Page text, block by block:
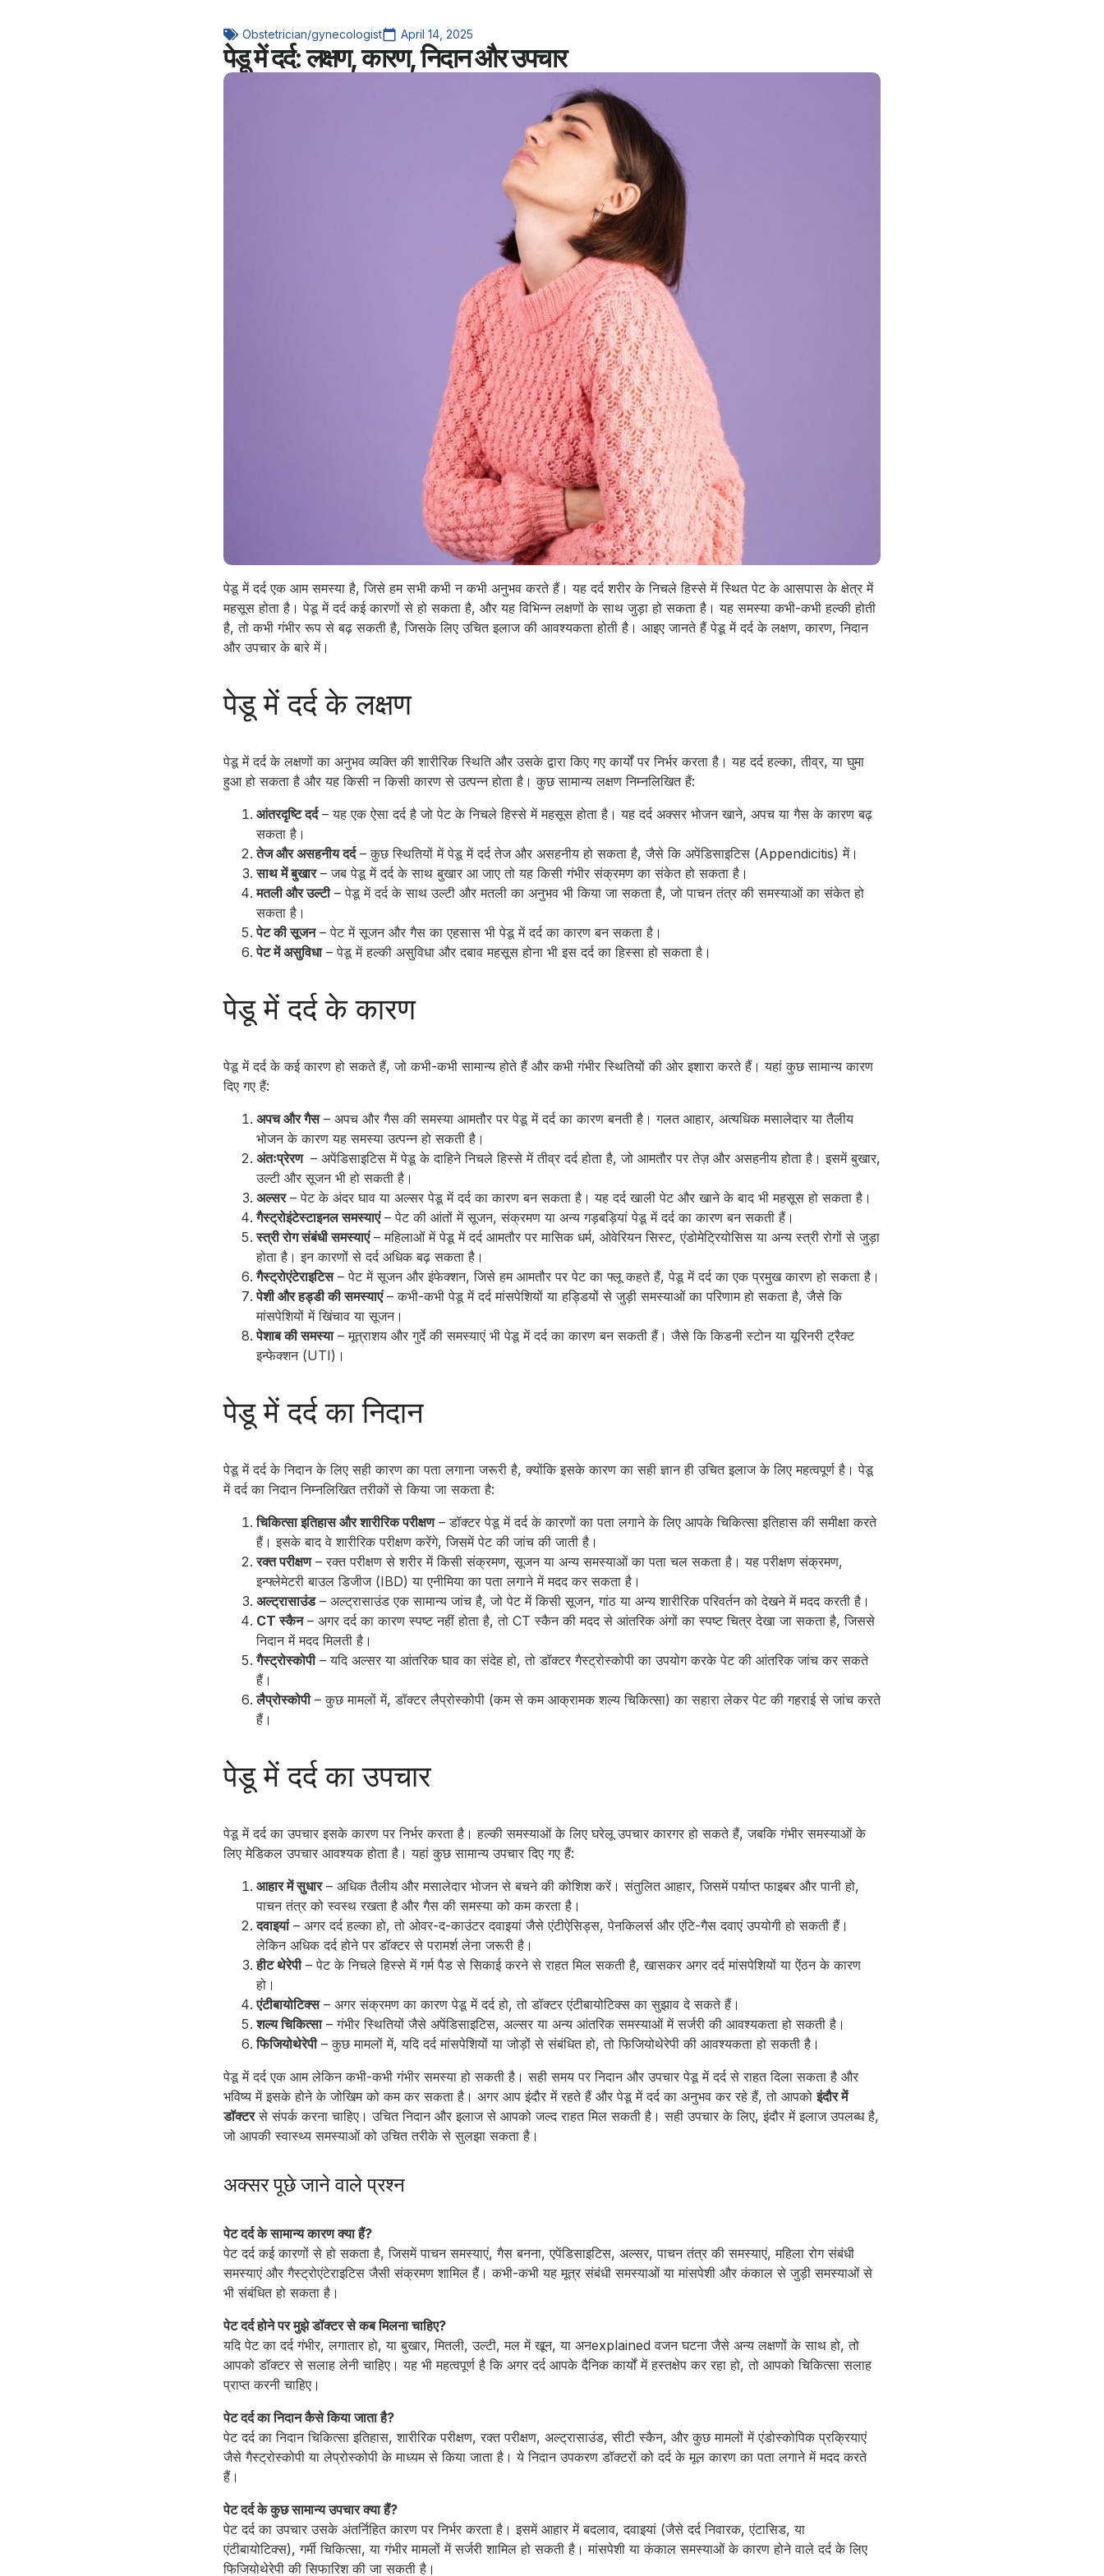
Obstetrician/gynecologist April 14, 2025
पेडू में दर्द: लक्षण, कारण, निदान और उपचार
पेडू में दर्द एक आम समस्या है, जिसे हम सभी कभी न कभी अनुभव करते हैं। यह दर्द शरीर के निचले हिस्से में स्थित पेट के आसपास के क्षेत्र में
महसूस होता है। पेडू में दर्द कई कारणों से हो सकता है, और यह विभिन्न लक्षणों के साथ जुड़ा हो सकता है। यह समस्या कभी-कभी हल्की होती
है, तो कभी गंभीर रूप से बढ़ सकती है, जिसके लिए उचित इलाज की आवश्यकता होती है। आइए जानते हैं पेडू में दर्द के लक्षण, कारण, निदान
और उपचार के बारे में।
पेडू में दर्द के लक्षण
पेडू में दर्द के लक्षणों का अनुभव व्यक्ति की शारीरिक स्थिति और उसके द्वारा किए गए कार्यों पर निर्भर करता है। यह दर्द हल्का, तीव्र, या घुमा
हुआ हो सकता है और यह किसी न किसी कारण से उत्पन्न होता है। कुछ सामान्य लक्षण निम्नलिखित हैं:
आंतरदृष्टि दर्द– यह एक ऐसा दर्द है जो पेट के निचले हिस्से में महसूस होता है। यह दर्द अक्सर भोजन खाने, अपच या गैस के कारण बढ़
सकता है।
तेज और असहनीय दर्द– कुछ स्थितियों में पेडू में दर्द तेज और असहनीय हो सकता है, जैसे कि अपेंडिसाइटिस (Appendicitis) में।
साथ में बुखार– जब पेडू में दर्द के साथ बुखार आ जाए तो यह किसी गंभीर संक्रमण का संकेत हो सकता है।
मतली और उल्टी– पेडू में दर्द के साथ उल्टी और मतली का अनुभव भी किया जा सकता है, जो पाचन तंत्र की समस्याओं का संकेत हो
सकता है।
पेट की सूजन– पेट में सूजन और गैस का एहसास भी पेडू में दर्द का कारण बन सकता है।
पेट में असुविधा– पेडू में हल्की असुविधा और दबाव महसूस होना भी इस दर्द का हिस्सा हो सकता है।
पेडू में दर्द के कारण
पेडू में दर्द के कई कारण हो सकते हैं, जो कभी-कभी सामान्य होते हैं और कभी गंभीर स्थितियों की ओर इशारा करते हैं। यहां कुछ सामान्य कारण
दिए गए हैं:
अपच और गैस– अपच और गैस की समस्या आमतौर पर पेडू में दर्द का कारण बनती है। गलत आहार, अत्यधिक मसालेदार या तैलीय
भोजन के कारण यह समस्या उत्पन्न हो सकती है।
अंतःप्रेरण – अपेंडिसाइटिस में पेडू के दाहिने निचले हिस्से में तीव्र दर्द होता है, जो आमतौर पर तेज़ और असहनीय होता है। इसमें बुखार,
उल्टी और सूजन भी हो सकती है।
अल्सर– पेट के अंदर घाव या अल्सर पेडू में दर्द का कारण बन सकता है। यह दर्द खाली पेट और खाने के बाद भी महसूस हो सकता है।
गैस्ट्रोइंटेस्टाइनल समस्याएं– पेट की आंतों में सूजन, संक्रमण या अन्य गड़बड़ियां पेडू में दर्द का कारण बन सकती हैं।
स्त्री रोग संबंधी समस्याएं– महिलाओं में पेडू में दर्द आमतौर पर मासिक धर्म, ओवेरियन सिस्ट, एंडोमेट्रियोसिस या अन्य स्त्री रोगों से जुड़ा
होता है। इन कारणों से दर्द अधिक बढ़ सकता है।
गैस्ट्रोएंटेराइटिस– पेट में सूजन और इंफेक्शन, जिसे हम आमतौर पर पेट का फ्लू कहते हैं, पेडू में दर्द का एक प्रमुख कारण हो सकता है।
पेशी और हड्डी की समस्याएं– कभी-कभी पेडू में दर्द मांसपेशियों या हड्डियों से जुड़ी समस्याओं का परिणाम हो सकता है, जैसे कि
मांसपेशियों में खिंचाव या सूजन।
पेशाब की समस्या– मूत्राशय और गुर्दे की समस्याएं भी पेडू में दर्द का कारण बन सकती हैं। जैसे कि किडनी स्टोन या यूरिनरी ट्रैक्ट
इन्फेक्शन (UTI)।
पेडू में दर्द का निदान
पेडू में दर्द के निदान के लिए सही कारण का पता लगाना जरूरी है, क्योंकि इसके कारण का सही ज्ञान ही उचित इलाज के लिए महत्वपूर्ण है। पेडू
में दर्द का निदान निम्नलिखित तरीकों से किया जा सकता है:
चिकित्सा इतिहास और शारीरिक परीक्षण– डॉक्टर पेडू में दर्द के कारणों का पता लगाने के लिए आपके चिकित्सा इतिहास की समीक्षा करते
हैं। इसके बाद वे शारीरिक परीक्षण करेंगे, जिसमें पेट की जांच की जाती है।
रक्त परीक्षण– रक्त परीक्षण से शरीर में किसी संक्रमण, सूजन या अन्य समस्याओं का पता चल सकता है। यह परीक्षण संक्रमण,
इन्फ्लेमेटरी बाउल डिजीज (IBD) या एनीमिया का पता लगाने में मदद कर सकता है।
अल्ट्रासाउंड– अल्ट्रासाउंड एक सामान्य जांच है, जो पेट में किसी सूजन, गांठ या अन्य शारीरिक परिवर्तन को देखने में मदद करती है।
CT स्कैन– अगर दर्द का कारण स्पष्ट नहीं होता है, तो CT स्कैन की मदद से आंतरिक अंगों का स्पष्ट चित्र देखा जा सकता है, जिससे
निदान में मदद मिलती है।
गैस्ट्रोस्कोपी– यदि अल्सर या आंतरिक घाव का संदेह हो, तो डॉक्टर गैस्ट्रोस्कोपी का उपयोग करके पेट की आंतरिक जांच कर सकते
हैं।
लैप्रोस्कोपी– कुछ मामलों में, डॉक्टर लैप्रोस्कोपी (कम से कम आक्रामक शल्य चिकित्सा) का सहारा लेकर पेट की गहराई से जांच करते
हैं।
पेडू में दर्द का उपचार
पेडू में दर्द का उपचार इसके कारण पर निर्भर करता है। हल्की समस्याओं के लिए घरेलू उपचार कारगर हो सकते हैं, जबकि गंभीर समस्याओं के
लिए मेडिकल उपचार आवश्यक होता है। यहां कुछ सामान्य उपचार दिए गए हैं:
आहार में सुधार– अधिक तैलीय और मसालेदार भोजन से बचने की कोशिश करें। संतुलित आहार, जिसमें पर्याप्त फाइबर और पानी हो,
पाचन तंत्र को स्वस्थ रखता है और गैस की समस्या को कम करता है।
दवाइयां– अगर दर्द हल्का हो, तो ओवर-द-काउंटर दवाइयां जैसे एंटीऐसिड्स, पेनकिलर्स और एंटि-गैस दवाएं उपयोगी हो सकती हैं।
लेकिन अधिक दर्द होने पर डॉक्टर से परामर्श लेना जरूरी है।
हीट थेरेपी– पेट के निचले हिस्से में गर्म पैड से सिकाई करने से राहत मिल सकती है, खासकर अगर दर्द मांसपेशियों या ऐंठन के कारण
हो।
एंटीबायोटिक्स– अगर संक्रमण का कारण पेडू में दर्द हो, तो डॉक्टर एंटीबायोटिक्स का सुझाव दे सकते हैं।
शल्य चिकित्सा– गंभीर स्थितियों जैसे अपेंडिसाइटिस, अल्सर या अन्य आंतरिक समस्याओं में सर्जरी की आवश्यकता हो सकती है।
फिजियोथेरेपी– कुछ मामलों में, यदि दर्द मांसपेशियों या जोड़ों से संबंधित हो, तो फिजियोथेरेपी की आवश्यकता हो सकती है।
पेडू में दर्द एक आम लेकिन कभी-कभी गंभीर समस्या हो सकती है। सही समय पर निदान और उपचार पेडू में दर्द से राहत दिला सकता है और
भविष्य में इसके होने के जोखिम को कम कर सकता है। अगर आप इंदौर में रहते हैं और पेडू में दर्द का अनुभव कर रहे हैं, तो आपकोइंदौर में
डॉक्टरसे संपर्क करना चाहिए। उचित निदान और इलाज से आपको जल्द राहत मिल सकती है। सही उपचार के लिए,इंदौर में इलाजउपलब्ध है,
जो आपकी स्वास्थ्य समस्याओं को उचित तरीके से सुलझा सकता है।
अक्सर पूछे जाने वाले प्रश्न
पेट दर्द के सामान्य कारण क्या हैं?
पेट दर्द कई कारणों से हो सकता है, जिसमें पाचन समस्याएं, गैस बनना, एपेंडिसाइटिस, अल्सर, पाचन तंत्र की समस्याएं, महिला रोग संबंधी
समस्याएं और गैस्ट्रोएंटेराइटिस जैसी संक्रमण शामिल हैं। कभी-कभी यह मूत्र संबंधी समस्याओं या मांसपेशी और कंकाल से जुड़ी समस्याओं से
भी संबंधित हो सकता है।
पेट दर्द होने पर मुझे डॉक्टर से कब मिलना चाहिए?
यदि पेट का दर्द गंभीर, लगातार हो, या बुखार, मितली, उल्टी, मल में खून, या अनexplained वजन घटना जैसे अन्य लक्षणों के साथ हो, तो
आपको डॉक्टर से सलाह लेनी चाहिए। यह भी महत्वपूर्ण है कि अगर दर्द आपके दैनिक कार्यों में हस्तक्षेप कर रहा हो, तो आपको चिकित्सा सलाह
प्राप्त करनी चाहिए।
पेट दर्द का निदान कैसे किया जाता है?
पेट दर्द का निदान चिकित्सा इतिहास, शारीरिक परीक्षण, रक्त परीक्षण, अल्ट्रासाउंड, सीटी स्कैन, और कुछ मामलों में एंडोस्कोपिक प्रक्रियाएं
जैसे गैस्ट्रोस्कोपी या लेप्रोस्कोपी के माध्यम से किया जाता है। ये निदान उपकरण डॉक्टरों को दर्द के मूल कारण का पता लगाने में मदद करते
हैं।
पेट दर्द के कुछ सामान्य उपचार क्या हैं?
पेट दर्द का उपचार उसके अंतर्निहित कारण पर निर्भर करता है। इसमें आहार में बदलाव, दवाइयां (जैसे दर्द निवारक, एंटासिड, या
एंटीबायोटिक्स), गर्मी चिकित्सा, या गंभीर मामलों में सर्जरी शामिल हो सकती है। मांसपेशी या कंकाल समस्याओं के कारण होने वाले दर्द के लिए
फिजियोथेरेपी की सिफारिश की जा सकती है।